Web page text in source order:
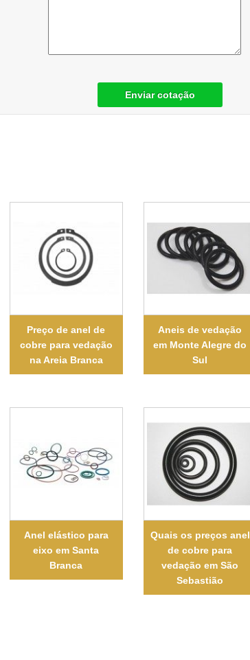
Enviar cotação
Preço de anel de
cobre para vedação
na Areia Branca
Aneis de vedação
em Monte Alegre do
Sul
Anel elástico para
eixo em Santa
Branca
Quais os preços anel
de cobre para
vedação em São
Sebastião